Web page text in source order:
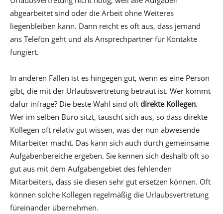
abgearbeitet sind oder die Arbeit ohne Weiteres
liegenbleiben kann. Dann reicht es oft aus, dass jemand
ans Telefon geht und als Ansprechpartner für Kontakte
fungiert.
In anderen Fällen ist es hingegen gut, wenn es eine Person
gibt, die mit der Urlaubsvertretung betraut ist. Wer kommt
dafür infrage? Die beste Wahl sind oft direkte Kollegen.
Wer im selben Büro sitzt, tauscht sich aus, so dass direkte
Kollegen oft relativ gut wissen, was der nun abwesende
Mitarbeiter macht. Das kann sich auch durch gemeinsame
Aufgabenbereiche ergeben. Sie kennen sich deshalb oft so
gut aus mit dem Aufgabengebiet des fehlenden
Mitarbeiters, dass sie diesen sehr gut ersetzen können. Oft
können solche Kollegen regelmäßig die Urlaubsvertretung
füreinander übernehmen.